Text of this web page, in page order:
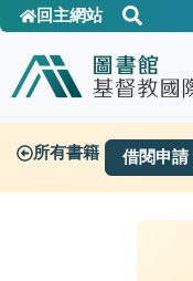
回主網站
所有書籍 借閱申請